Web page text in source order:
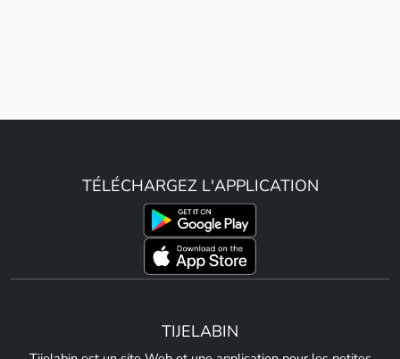
TÉLÉCHARGEZ L'APPLICATION
TIJELABIN